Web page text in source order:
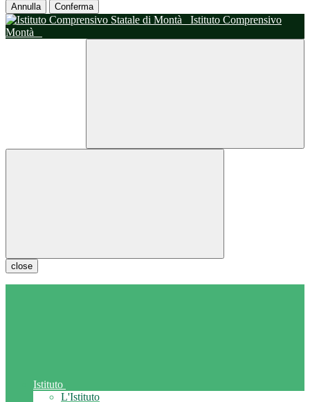
Annulla Conferma
Istituto Comprensivo
Montà
close
Istituto
L'Istituto